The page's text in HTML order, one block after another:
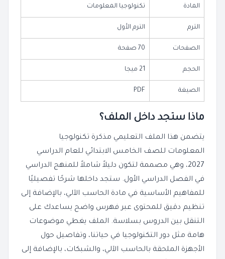
المادة تكنولوجيا المعلومات
الترم الترم الأول
الصفحات 70 صفحة
الحجم 21 ميجا
الصيغة PDF
ماذا ستجد داخل الملف؟
يتضمن هذا الملف التعليمي مذكرة تكنولوجيا
المعلومات للصف الخامس الابتدائي للعام الدراسي
2027، وهي مصممة لتكون دليلاً شاملاً للمنهج الدراسي
في الفصل الدراسي الأول. ستجد داخلها شرحًا تفصيليًا
للمفاهيم الأساسية في مادة الحاسب الآلي، بالإضافة إلى
تنظيم دقيق للمحتوى عبر فهرس واضح يساعدك على
التنقل بين الدروس بسلاسة. الملف يغطي موضوعات
هامة مثل دور التكنولوجيا في حياتنا، وتفاصيل حول
الأجهزة الملحقة بالحاسب الآلي، والشبكات، بالإضافة إلى